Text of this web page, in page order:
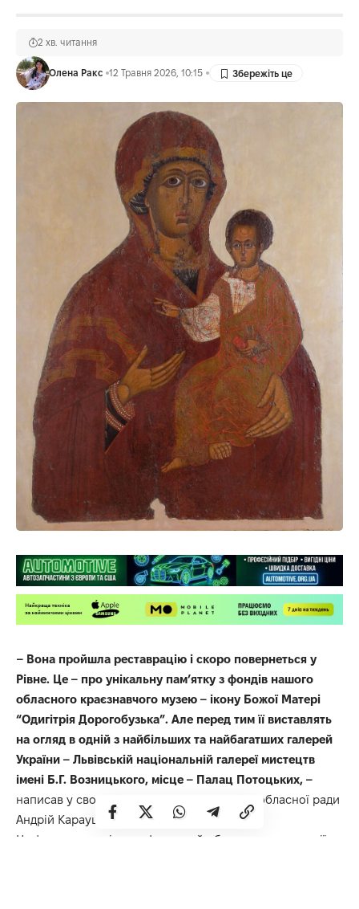
Олена Ракс 12 Травня 2026, 10:15
2 хв. читання
– Вона пройшла реставрацію і скоро повернеться у
Рівне. Це – про унікальну пам’ятку з фондів нашого
обласного краєзнавчого музею – ікону Божої Матері
“Одигітрія Дорогобузька”. Але перед тим її виставлять
на огляд в одній з найбільших та найбагатших галерей
України – Львівській національній галереї мистецтв
імені Б.Г. Возницького, місце – Палац Потоцьких, –
написав у своєму телеграм-каналі голова обласної ради
Андрій Карауш.
На фото в дописі – оцифрований образ до реставрації.